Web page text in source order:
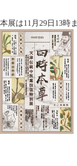
本展は11月29日13時